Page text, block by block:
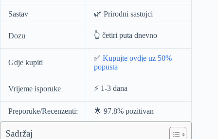
Sastav 🌿 Prirodni sastojci
Dozu 👆 četiri puta dnevno
Gdje kupiti
✅ Kupujte ovdje uz 50%
popusta
Vrijeme isporuke ⚡️ 1-3 dana
Preporuke/Recenzenti: 🌟 97.8% pozitivan
Sadržaj